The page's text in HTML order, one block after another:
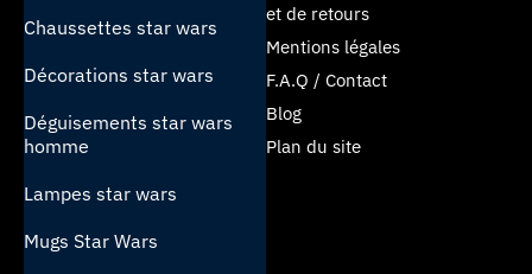
Chaussettes star wars
Décorations star wars
Déguisements star wars
homme
Lampes star wars
Mugs Star Wars
et de retours
Mentions légales
F.A.Q / Contact
Blog
Plan du site